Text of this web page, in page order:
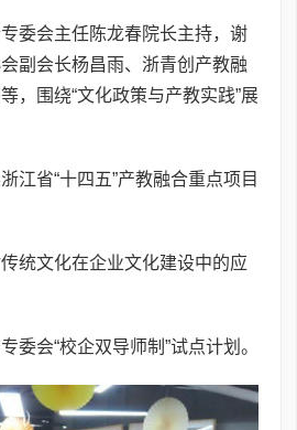
委会主任陈龙春院长主持，谢
副会长杨昌雨、浙青创产教融
，围绕“文化政策与产教实践”展
江省“十四五”产教融合重点项目
统文化在企业文化建设中的应
委会“校企双导师制”试点计划。